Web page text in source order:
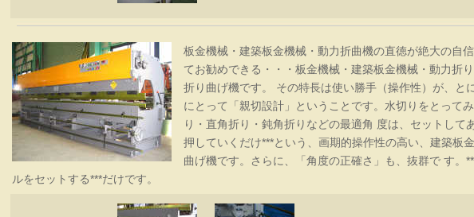
板金機械・建築板金機械・動力折曲機の直徳が絶大の自
てお勧めできる・・・板金機械・建築板金機械・動力折
折り曲げ機です。 その特長は使い勝手（操作性）が、と
にとって「親切設計」ということです。水切りをとって
り・直角折り・鈍角折りなどの最適角 度は、セットして
押していくだけ***という、画期的操作性の高い、建築板
曲げ機です。さらに、「角度の正確さ」も、抜群で す。
ルをセットする***だけです。